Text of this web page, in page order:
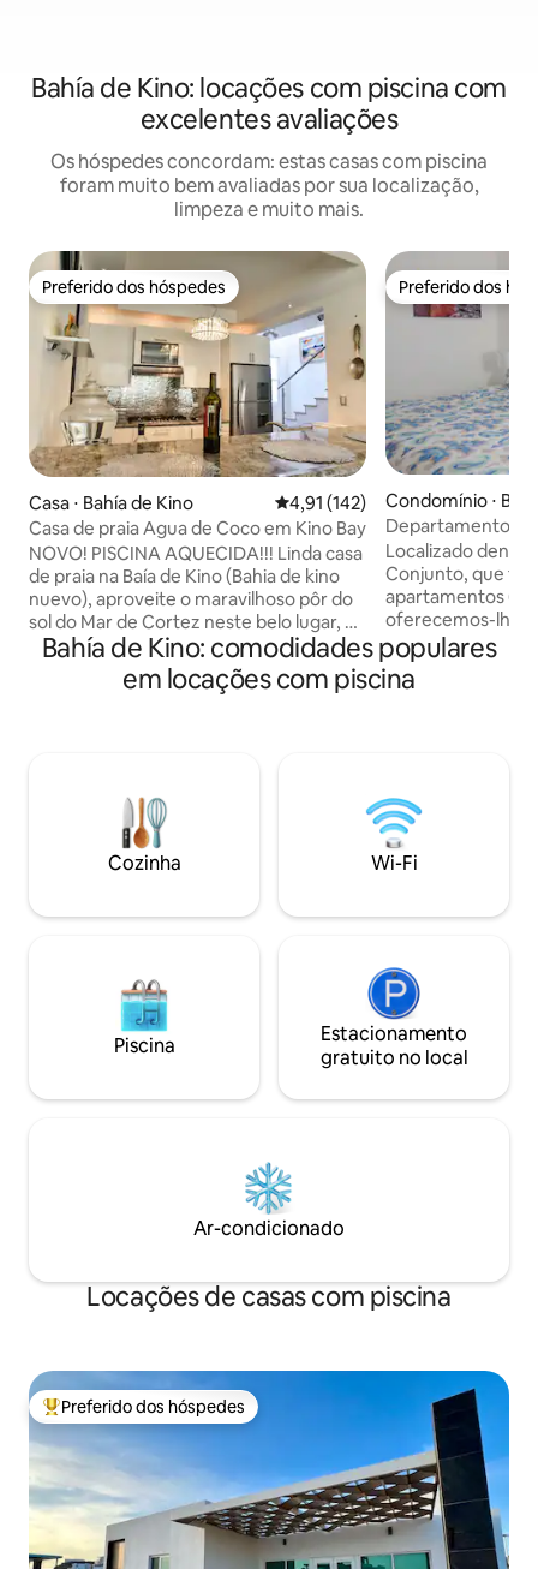
Bahía de Kino: locações com piscina com
excelentes avaliações
Os hóspedes concordam: estas casas com piscina
foram muito bem avaliadas por sua localização,
limpeza e muito mais.
Preferido dos hóspedes
Preferido dos hóspedes
Casa ⋅ Bahía de Kino 4,91 de uma avaliação média de
4,91 (142)
Casa de praia Agua de Coco em Kino Bay
NOVO! PISCINA AQUECIDA!!! Linda casa
de praia na Baía de Kino (Bahia de kino
nuevo), aproveite o maravilhoso pôr do
sol do Mar de Cortez neste belo lugar, ar
condicionado em todas as áreas de
estar, garagem fechada para dois carros,
sala de estar com TV plana (Netflix,
pelas condições climáticas atuais. Por
favor, revise a previsão do tempo com
antecedência.
Preferido dos
Preferido dos
Condomínio ⋅
Departamento
Cortez Kino
Localizado
Conjunto, que
apartamentos
oferecemos-lhe
totalmente
incríveis. SEM ANIMAIS DE ESTIMAÇÃO.
Tem amplo
SmartTV Netflix - Lava-louças de lavar e
secar roupa - Internet -
grelha -
Bahía de Kino: comodidades populares
em locações com piscina
Cozinha Wi-Fi
Piscina
Estacionamento
gratuito no local
Ar-condicionado
Locações de casas com piscina
Entre os melhores preferidos dos hóspedes
Preferido dos hóspedes